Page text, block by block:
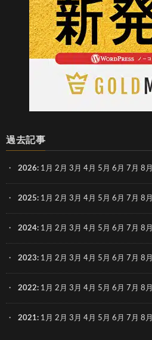
過去記事
2026: 1月 2月 3月 4月 5月 6月 7月 8月
2025: 1月 2月 3月 4月 5月 6月 7月 8月
2024: 1月 2月 3月 4月 5月 6月 7月 8月
2023: 1月 2月 3月 4月 5月 6月 7月 8月
2022: 1月 2月 3月 4月 5月 6月 7月 8月
2021: 1月 2月 3月 4月 5月 6月 7月 8月